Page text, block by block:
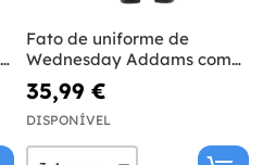
Fato de uniforme de
Wednesday Addams com
peruca para menina -
Oficial Netflix
35,99 €
DISPONÍVEL